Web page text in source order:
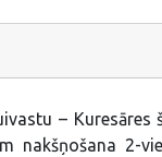
– Kuresāres
nakšņošana 2-